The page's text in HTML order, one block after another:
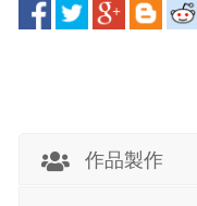
作品製作